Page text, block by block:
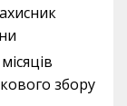
збору